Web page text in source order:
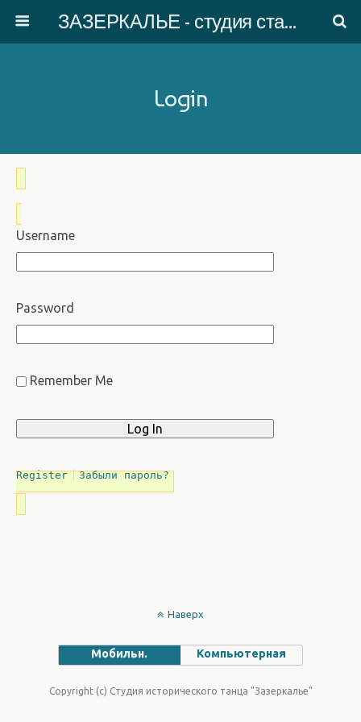
ЗАЗЕРКАЛЬЕ - студия старинного танца
Login
Username
Password
Remember Me
Register Забыли пароль?
Наверх
Мобильн. Компьютерная
Copyright (c) Студия исторического танца "Зазеркалье"